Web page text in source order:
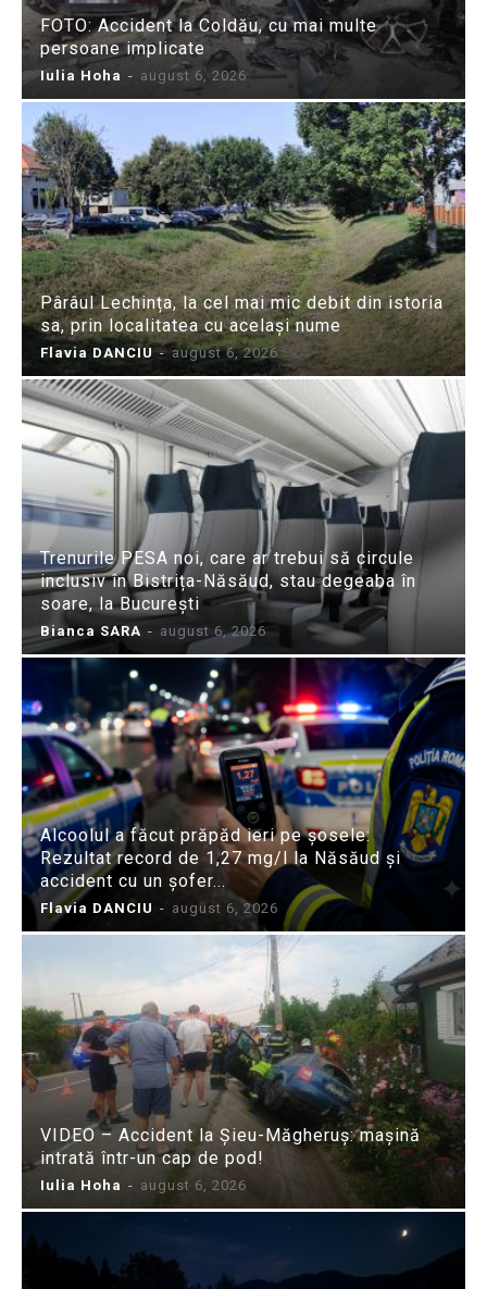
FOTO: Accident la Coldău, cu mai multe
persoane implicate
Iulia Hoha - august 6, 2026
Pârâul Lechința, la cel mai mic debit din istoria
sa, prin localitatea cu același nume
Flavia DANCIU - august 6, 2026
Trenurile PESA noi, care ar trebui să circule
inclusiv în Bistrița-Năsăud, stau degeaba în
soare, la București
Bianca SARA - august 6, 2026
Alcoolul a făcut prăpăd ieri pe șosele:
Rezultat record de 1,27 mg/l la Năsăud și
accident cu un șofer...
Flavia DANCIU - august 6, 2026
VIDEO – Accident la Șieu-Măgheruș: mașină
intrată într-un cap de pod!
Iulia Hoha - august 6, 2026